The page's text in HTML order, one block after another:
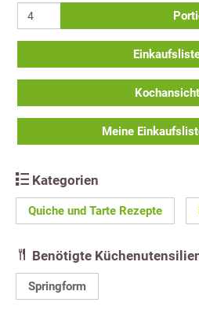
Kochansicht
Meine
Kategorien
Quiche und Tarte Rezepte
Benötigte
Springform